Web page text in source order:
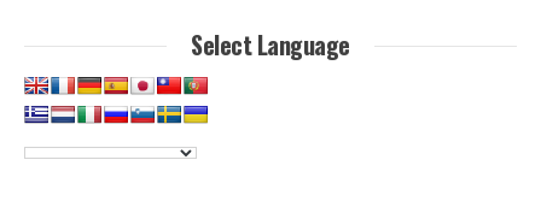
Select Language